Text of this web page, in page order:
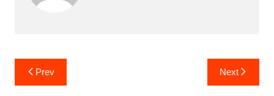
Post
navigation
Prev Next